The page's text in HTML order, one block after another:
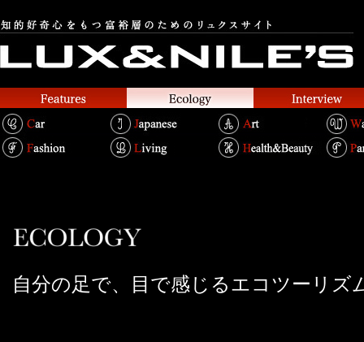
自分の足で、目で感じるエコツーリズ